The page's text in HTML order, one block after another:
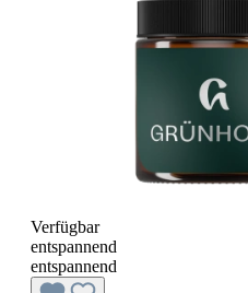
Verfügbar
entspannend
entspannend